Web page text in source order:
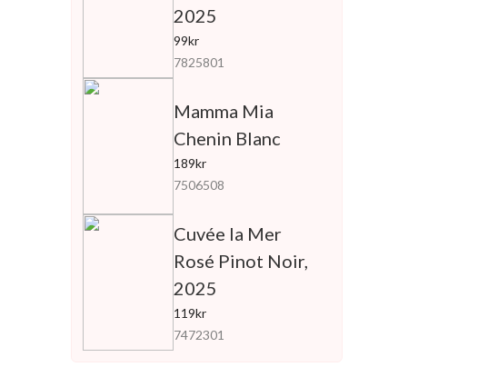
2025
99kr
7825801
Mamma Mia
Chenin Blanc
189kr
7506508
Cuvée la Mer
Rosé Pinot Noir,
2025
119kr
7472301